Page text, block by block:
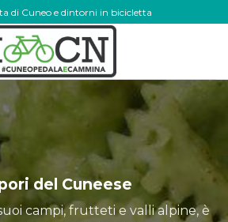
di Cuneo e dintorni in bicicletta
del Cuneese
campi, frutteti e valli alpine, è